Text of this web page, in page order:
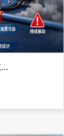
冶炼重工高温强干扰车间，全光网适配恶劣工业工况